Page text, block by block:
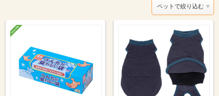
ペットで絞り込む